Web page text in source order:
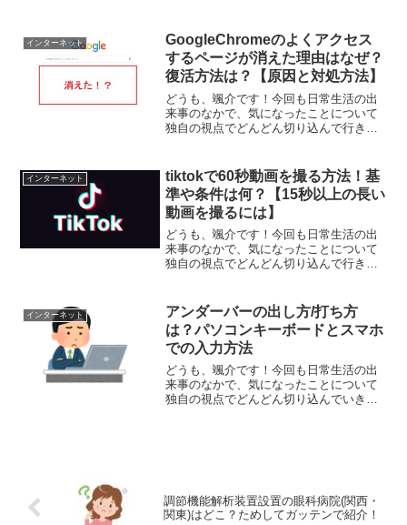
2018年6月28日に受信したAmazon.co.jp
を名乗...
インターネット
GoogleChromeのよくアクセス
するページが消えた理由はなぜ？
復活方法は？【原因と対処方法】
どうも、颯介です！今回も日常生活の出
来事のなかで、気になったことについて
独自の視点でどんどん切り込んで行きた
は、パソコン版のウェブブラウザ
『GoogleChrome』で、...
インターネット
tiktokで60秒動画を撮る方法！基
準や条件は何？【15秒以上の長い
動画を撮るには】
どうも、颯介です！今回も日常生活の出
来事のなかで、気になったことについて
独自の視点でどんどん切り込んで行きた
は、10代の若者に人気の動画共有アプリ
Tik Tokで60秒以...
インターネット
アンダーバーの出し方/打ち方
は？パソコンキーボードとスマホ
での入力方法
どうも、颯介です！今回も日常生活の出
来事のなかで、気になったことについて
独自の視点でどんどん切り込んでいきた
調節機能解析装置設置の眼科病院(関西・
関東)はどこ？ためしてガッテンで紹介！